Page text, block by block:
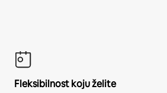
Fleksibilnost koju želite